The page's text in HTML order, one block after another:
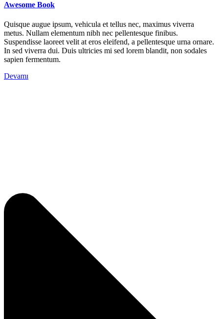
Awesome Book
Quisque augue ipsum, vehicula et tellus nec, maximus viverra
metus. Nullam elementum nibh nec pellentesque finibus.
Suspendisse laoreet velit at eros eleifend, a pellentesque urna ornare.
In sed viverra dui. Duis ultricies mi sed lorem blandit, non sodales
sapien fermentum.
Devamı